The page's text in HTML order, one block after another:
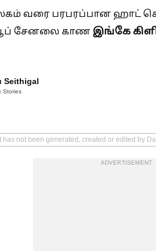
வரை பரபரப்பான ஹாட்
சேனலை காண இங்கே
Seithigal
Stories
has not been generated, created or edited by
ADVERTISEMENT